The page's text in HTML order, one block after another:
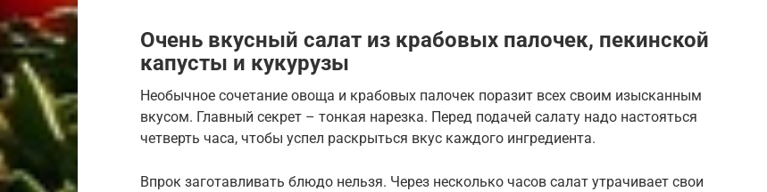
Очень вкусный салат из крабовых палочек, пекинской
капусты и кукурузы
Необычное сочетание овоща и крабовых палочек поразит всех своим изысканным
вкусом. Главный секрет – тонкая нарезка. Перед подачей салату надо настояться
четверть часа, чтобы успел раскрыться вкус каждого ингредиента.
Впрок заготавливать блюдо нельзя. Через несколько часов салат утрачивает свои